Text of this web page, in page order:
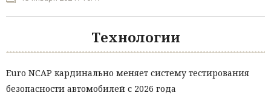
Технологии
Euro NCAP кардинально меняет систему тестирования
безопасности автомобилей с 2026 года